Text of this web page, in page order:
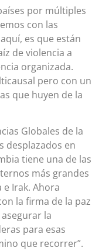
por múltiples
con las
es que están
de violencia a
organizada.
pero con un
que huyen de la
Globales de la
desplazados en
tiene una de las
más grandes
Irak. Ahora
la firma de la paz
la
para esas
que recorrer”.